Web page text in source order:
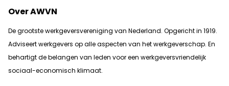
Over AWVN
De grootste werkgeversvereniging van Nederland. Opgericht in 1919.
Adviseert werkgevers op alle aspecten van het werkgeverschap. En
behartigt de belangen van leden voor een werkgeversvriendelijk
sociaal-economisch klimaat.